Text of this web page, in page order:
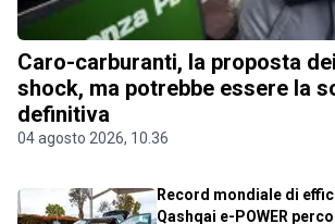
Caro-carburanti, la proposta
shock, ma potrebbe essere la
definitiva
04 agosto 2026, 10.36
Record mondiale di
Qashqai e-POWER